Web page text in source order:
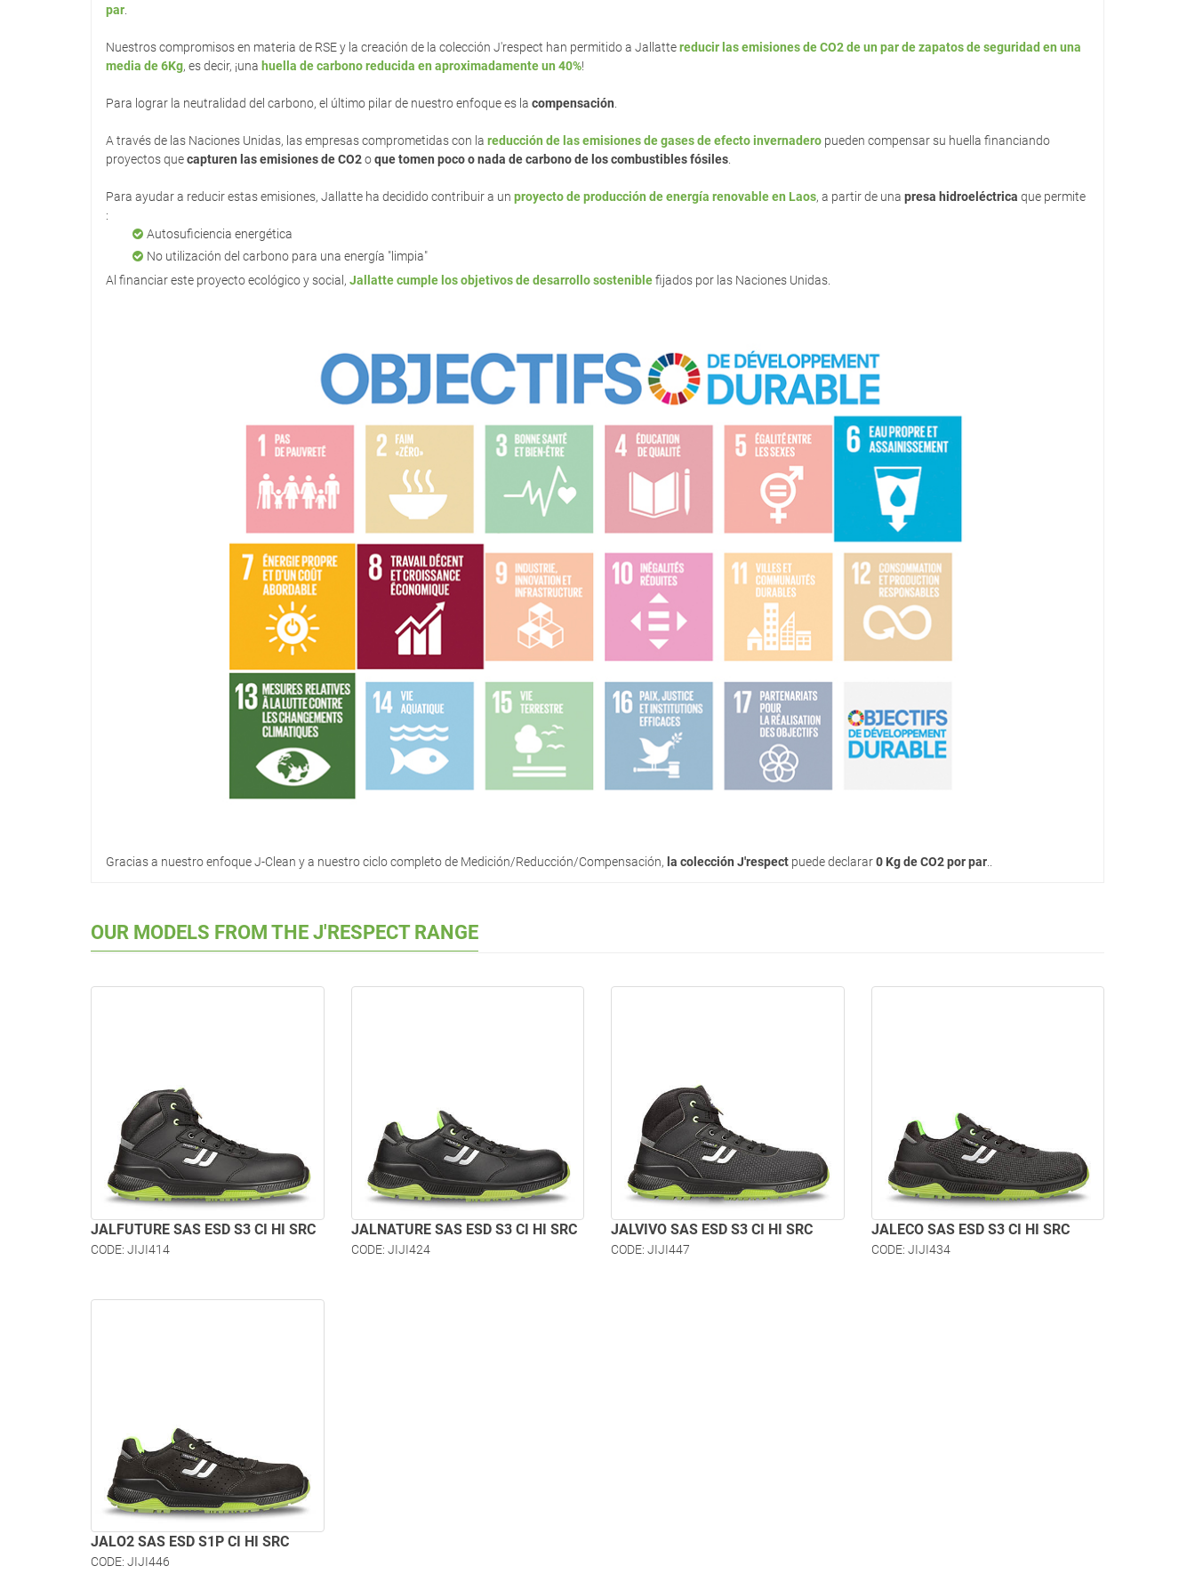
par
Nuestros compromisos en materia de RSE y la creación de la colección J'respect han permitido a Jallattereducir las emisiones de CO2 de un par de zapatos de seguridad en una
media de 6Kg, es decir, ¡una huella de carbono reducida en aproximadamente un 40%!
Para lograr la neutralidad del carbono, el último pilar de nuestro enfoque es la compensación
A través de las Naciones Unidas, las empresas comprometidas con la reducción de las emisiones de gases de efecto invernadero pueden compensar su huella financiando
proyectos quecapturen las emisiones de CO2oque tomen poco o nada de carbono de los combustibles fósiles
Para ayudar a reducir estas emisiones, Jallatte ha decidido contribuir a un proyecto de producción de energía renovable en Laos, a partir de una presa hidroeléctrica que permite
:
Autosuficiencia energética
No utilización del carbono para una energía "limpia"
Al financiar este proyecto ecológico y social, Jallatte cumple los objetivos de desarrollo sosteniblefijados por las Naciones Unidas.
Gracias a nuestro enfoque J-Clean y a nuestro ciclo completo de Medición/Reducción/Compensación, la colección J'respect puede declarar0 Kg de CO2 por par..
OUR MODELS FROM THE J'RESPECT RANGE
JALFUTURE SAS ESD S3 CI HI SRC
CODE: JIJI414
JALNATURE SAS ESD S3 CI HI SRC
CODE: JIJI424
JALVIVO SAS ESD S3 CI HI SRC
CODE: JIJI447
JALECO SAS ESD S3 CI HI SRC
CODE: JIJI434
JALO2 SAS ESD S1P CI HI SRC
CODE: JIJI446